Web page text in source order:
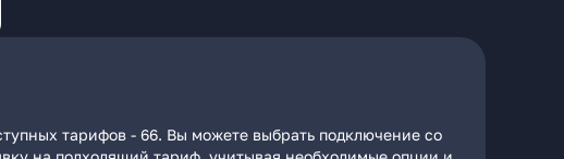
тарифов - 66. Вы можете выбрать подключение со